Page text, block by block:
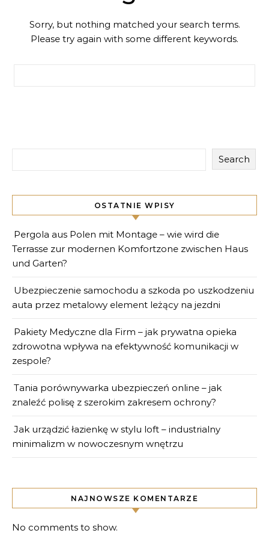
Sorry, but nothing matched your search terms.
Please try again with some different keywords.
Search
OSTATNIE WPISY
Pergola aus Polen mit Montage – wie wird die
Terrasse zur modernen Komfortzone zwischen Haus
und Garten?
Ubezpieczenie samochodu a szkoda po uszkodzeniu
auta przez metalowy element leżący na jezdni
Pakiety Medyczne dla Firm – jak prywatna opieka
zdrowotna wpływa na efektywność komunikacji w
zespole?
Tania porównywarka ubezpieczeń online – jak
znaleźć polisę z szerokim zakresem ochrony?
Jak urządzić łazienkę w stylu loft – industrialny
minimalizm w nowoczesnym wnętrzu
NAJNOWSZE KOMENTARZE
No comments to show.